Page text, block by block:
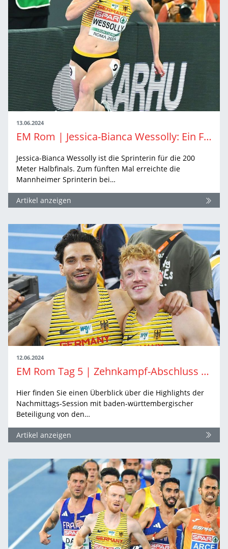
13.06.2024
EM Rom | Jessica-Bianca Wessolly: Ein Fünkchen Hoffnung auf Olympia bleibt
Jessica-Bianca Wessolly ist die Sprinterin für die 200
Meter Halbfinals. Zum fünften Mal erreichte die
Mannheimer Sprinterin bei…
Artikel anzeigen
12.06.2024
EM Rom Tag 5 | Zehnkampf-Abschluss und 10.000 Meter-Finale
Hier finden Sie einen Überblick über die Highlights der
Nachmittags-Session mit baden-württembergischer
Beteiligung von den…
Artikel anzeigen